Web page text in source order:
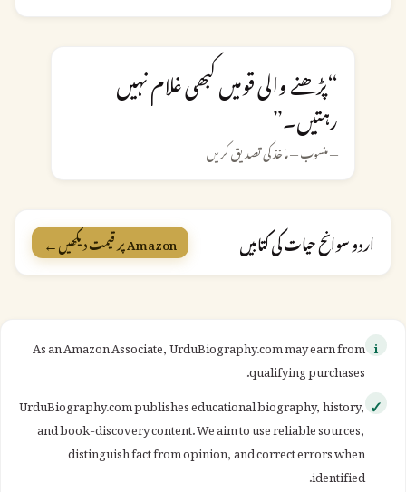
“پڑھنے والی قومیں کبھی غلام نہیں
رہتیں۔”
— منسوب — ماخذ کی تصدیق کریں
اردو سوانح حیات کی کتابیں Amazon پر قیمت دیکھیں ←
i
As an Amazon Associate, UrduBiography.com may earn from
qualifying purchases.
✓
UrduBiography.com publishes educational biography, history,
and book-discovery content. We aim to use reliable sources,
distinguish fact from opinion, and correct errors when
identified.